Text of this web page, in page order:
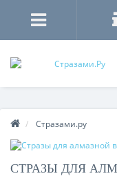
Стразами.ру
СТРАЗЫ ДЛЯ